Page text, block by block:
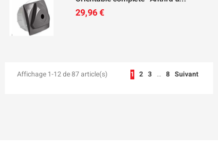
29,96 €
Affichage 1-12 de 87 article(s) 1 2 3 … 8 Suivant